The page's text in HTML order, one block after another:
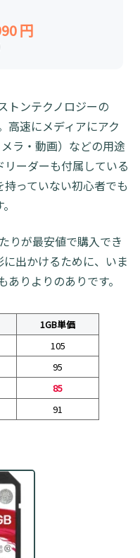
円
トンテクノロジーの
高速にメディアにアク
ラ・動画）などの用途
ーダーも付属している
っていない初心者でも
りが最安値で購入でき
出かけるために、いま
りよりのありです。
1GB単価
105
95
85
91